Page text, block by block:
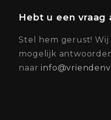
Hebt u een vraag
Stel hem gerust! Wij
mogelijk
naar